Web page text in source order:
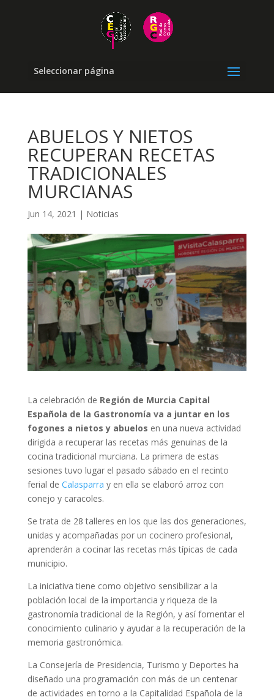
Seleccionar página
ABUELOS Y NIETOS
RECUPERAN RECETAS
TRADICIONALES
MURCIANAS
Jun 14, 2021 | Noticias
La celebración de Región de Murcia Capital
Española de la Gastronomía va a juntar en los
fogones a nietos y abuelos en una nueva actividad
dirigida a recuperar las recetas más genuinas de la
cocina tradicional murciana. La primera de estas
sesiones tuvo lugar el pasado sábado en el recinto
ferial de Calasparra y en ella se elaboró arroz con
conejo y caracoles.
Se trata de 28 talleres en los que las dos generaciones,
unidas y acompañadas por un cocinero profesional,
aprenderán a cocinar las recetas más típicas de cada
municipio.
La iniciativa tiene como objetivo sensibilizar a la
población local de la importancia y riqueza de la
gastronomía tradicional de la Región, y así fomentar el
conocimiento culinario y ayudar a la recuperación de la
memoria gastronómica.
La Consejería de Presidencia, Turismo y Deportes ha
diseñado una programación con más de un centenar
de actividades en torno a la Capitalidad Española de la